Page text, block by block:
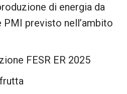
di energia da
previsto nell’ambito
FESR ER 2025